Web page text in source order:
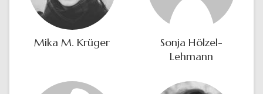
Mika M. Krüger
Sonja Hölzel-
Lehmann